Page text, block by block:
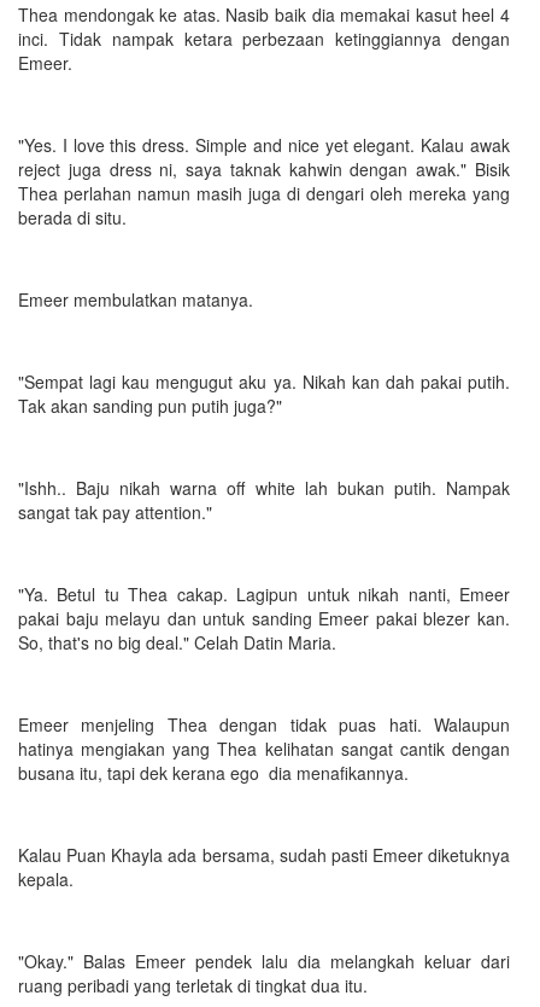
Thea mendongak ke atas. Nasib baik dia memakai kasut heel 4
inci. Tidak nampak ketara perbezaan ketinggiannya dengan
Emeer.
"Yes. I love this dress. Simple and nice yet elegant. Kalau awak
reject juga dress ni, saya taknak kahwin dengan awak." Bisik
Thea perlahan namun masih juga di dengari oleh mereka yang
berada di situ.
Emeer membulatkan matanya.
"Sempat lagi kau mengugut aku ya. Nikah kan dah pakai putih.
Tak akan sanding pun putih juga?"
"Ishh.. Baju nikah warna off white lah bukan putih. Nampak
sangat tak pay attention."
"Ya. Betul tu Thea cakap. Lagipun untuk nikah nanti, Emeer
pakai baju melayu dan untuk sanding Emeer pakai blezer kan.
So, that's no big deal." Celah Datin Maria.
Emeer menjeling Thea dengan tidak puas hati. Walaupun
hatinya mengiakan yang Thea kelihatan sangat cantik dengan
busana itu, tapi dek kerana ego dia menafikannya.
Kalau Puan Khayla ada bersama, sudah pasti Emeer diketuknya
kepala.
"Okay." Balas Emeer pendek lalu dia melangkah keluar dari
ruang peribadi yang terletak di tingkat dua itu.